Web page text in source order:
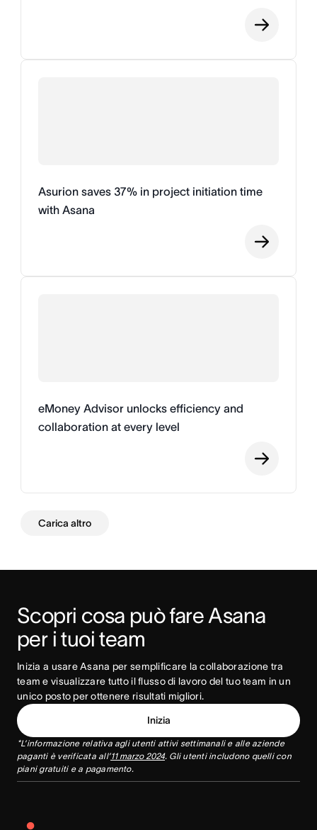
Asurion saves 37% in project initiation time
with Asana
eMoney Advisor unlocks efficiency and
collaboration at every level
Carica altro
Scopri cosa può fare Asana
per i tuoi team
Inizia a usare Asana per semplificare la collaborazione tra
team e visualizzare tutto il flusso di lavoro del tuo team in un
unico posto per ottenere risultati migliori.
Inizia
*L’informazione relativa agli utenti attivi settimanali e alle aziende
paganti è verificata all’11 marzo 2024. Gli utenti includono quelli con
piani gratuiti e a pagamento.